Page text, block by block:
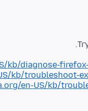
kb/diagnose-
kb/troubleshoot-
en-US/kb/